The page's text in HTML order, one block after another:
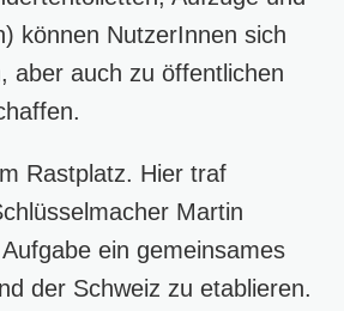
können NutzerInnen sich
aber auch zu öffentlichen
Rastplatz. Hier traf
Martin
ein gemeinsames
der Schweiz zu etablieren.